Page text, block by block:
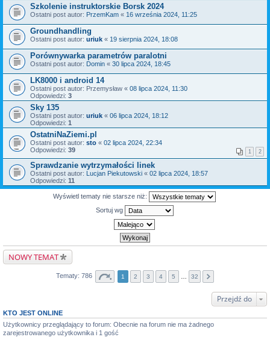
Szkolenie instruktorskie Borsk 2024
Ostatni post autor: PrzemKam « 16 września 2024, 11:25
Groundhandling
Ostatni post autor: uriuk « 19 sierpnia 2024, 18:08
Porównywarka parametrów paralotni
Ostatni post autor: Domin « 30 lipca 2024, 18:45
LK8000 i android 14
Ostatni post autor: Przemysław « 08 lipca 2024, 11:30
Odpowiedzi: 3
Sky 135
Ostatni post autor: uriuk « 06 lipca 2024, 18:12
Odpowiedzi: 1
OstatniNaZiemi.pl
Ostatni post autor: sto « 02 lipca 2024, 22:34
Odpowiedzi: 39 1 2
Sprawdzanie wytrzymałości linek
Ostatni post autor: Lucjan Piekutowski « 02 lipca 2024, 18:57
Odpowiedzi: 11
Wyświetl tematy nie starsze niż:
Sortuj wg
NOWY TEMAT
Tematy: 786 1 2 3 4 5 32
Przejdź do
KTO JEST ONLINE
Użytkownicy przeglądający to forum: Obecnie na forum nie ma żadnego
zarejestrowanego użytkownika i 1 gość